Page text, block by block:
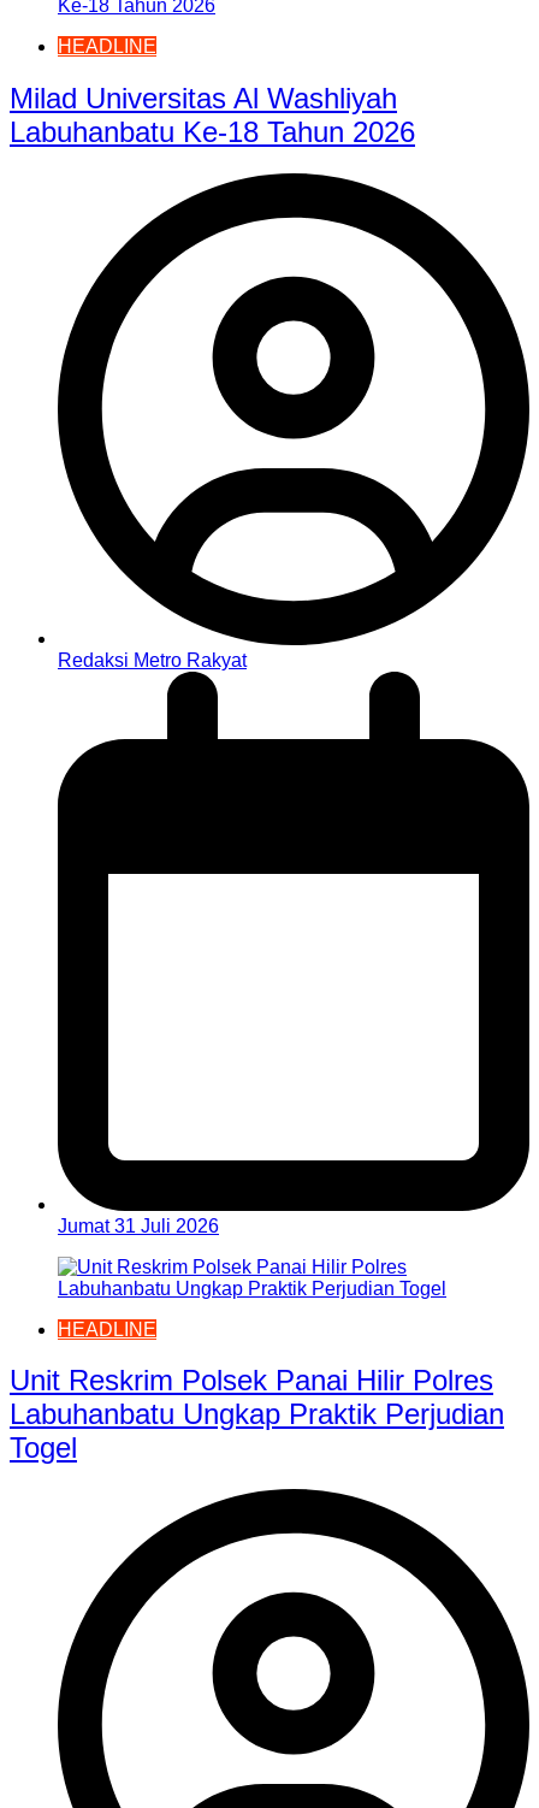
HEADLINE
Milad Universitas Al Washliyah
Labuhanbatu Ke-18 Tahun 2026
Redaksi Metro Rakyat
Jumat 31 Juli 2026
HEADLINE
Unit Reskrim Polsek Panai Hilir Polres
Labuhanbatu Ungkap Praktik Perjudian
Togel